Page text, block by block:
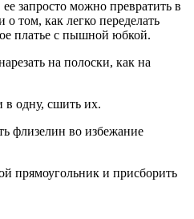
запросто можно превратить в
том, как легко переделать
платье с пышной юбкой.
на полоски, как на
в одну, сшить их.
флизелин во избежание
прямоугольник и присборить